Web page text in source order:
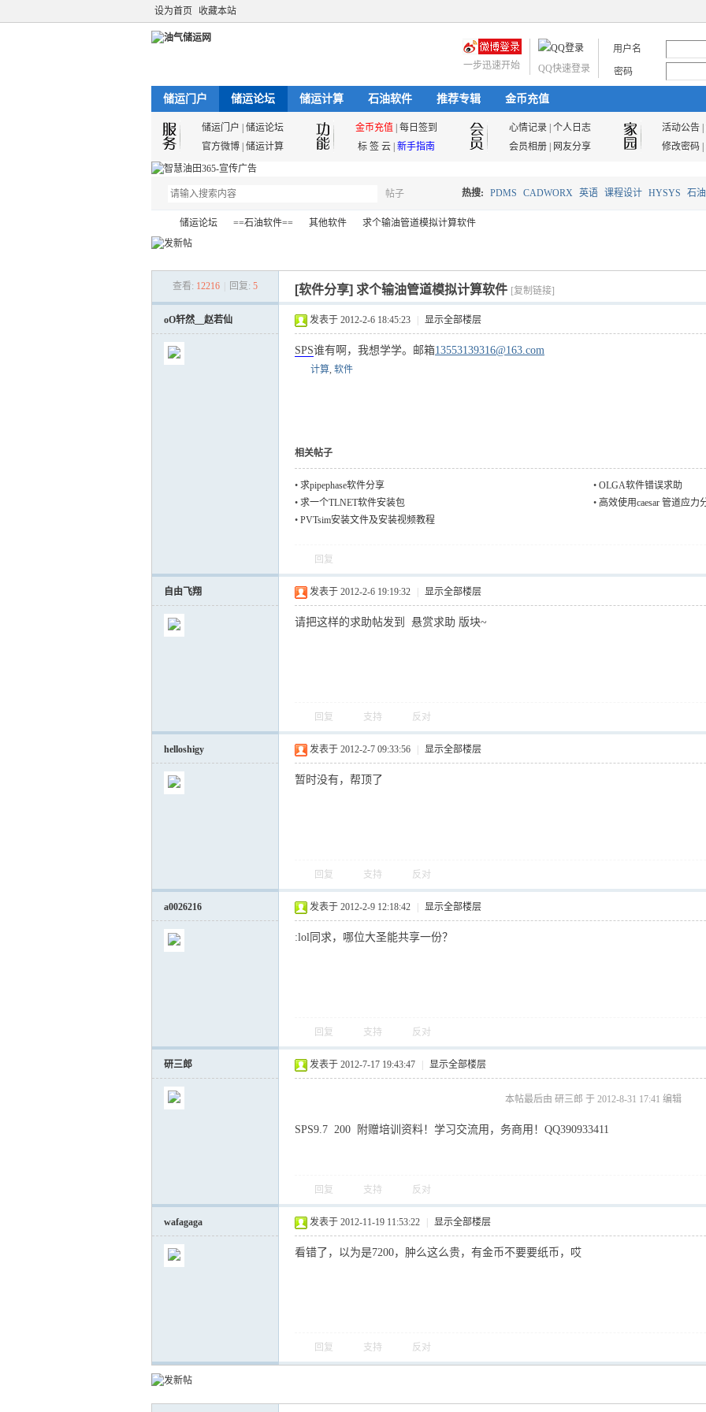
设为首页 收藏本站
用户名
密码
QQ快速登录
一步迅速开始
储运门户 储运论坛 储运计算 石油软件 推荐专辑 金币充值
储运门户 储运论坛 金币充值 每日签到 心情记录 个人日志 活动公告|
官方微博 储运计算 标 签 云 新手指南 会员相册 网友分享 修改密码|
帖子
搜
索
热搜: PDMS CADWORX 英语 课程设计 HYSYS 石
油气储运
储
运
网
储运论坛
›
==石油软件== 其他软件
›
求个输油管道模拟计算软件
查看: 12216 回复: 5 [软件分享] 求个输油管道模拟计算软件 [复制链接]
oO轩然__赵若仙 发表于 2012-2-6 18:45:23 显示全部楼层
SPS谁有啊，我想学学。邮箱13553139316@163.com
计算, 软件
相关帖子
• 求pipephase软件分享 • OLGA软件错误求助
• 求一个TLNET软件安装包 • 高效使用caesar 管道应力
• PVTsim安装文件及安装视频教程
回复
自由飞翔 发表于 2012-2-6 19:19:32 显示全部楼层
请把这样的求助帖发到 悬赏求助 版块~
回复 支持 反对
helloshigy 发表于 2012-2-7 09:33:56 显示全部楼层
暂时没有，帮顶了
回复 支持 反对
a0026216 发表于 2012-2-9 12:18:42 显示全部楼层
:lol同求，哪位大圣能共享一份？
回复 支持 反对
研三郎 发表于 2012-7-17 19:43:47 显示全部楼层
本帖最后由 研三郎 于 2012-8-31 17:41 编辑
SPS9.7 200 附赠培训资料！学习交流用，务商用！QQ390933411
回复 支持 反对
wafagaga 发表于 2012-11-19 11:53:22 显示全部楼层
看错了，以为是7200，肿么这么贵，有金币不要要纸币，哎
回复 支持 反对